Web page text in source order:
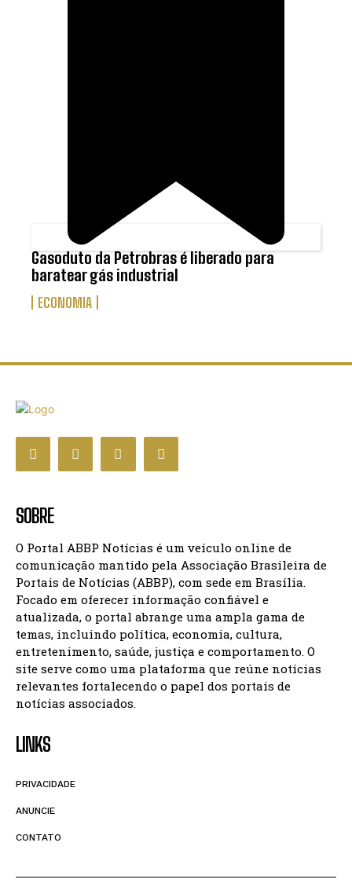
Gasoduto da Petrobras é liberado para
baratear gás industrial
ECONOMIA
SOBRE
O Portal ABBP Notícias é um veículo online de
comunicação mantido pela Associação Brasileira de
Portais de Notícias (ABBP), com sede em Brasília.
Focado em oferecer informação confiável e
atualizada, o portal abrange uma ampla gama de
temas, incluindo política, economia, cultura,
entretenimento, saúde, justiça e comportamento. O
site serve como uma plataforma que reúne notícias
relevantes fortalecendo o papel dos portais de
notícias associados.
LINKS
PRIVACIDADE
ANUNCIE
CONTATO